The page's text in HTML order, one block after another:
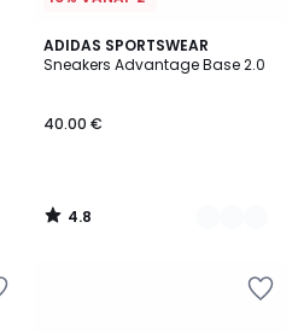
ADIDAS SPORTSWEAR
Sneakers Advantage Base 2.0
40.00 €
4.8
/ 5
3
Kleuren
4.8
/